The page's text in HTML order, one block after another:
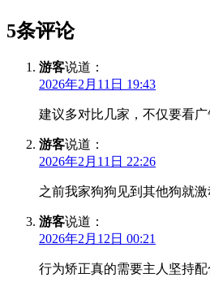
5条评论
游客说道：
2026年2月11日 19:43
建议多对比几家，不仅要看
游客说道：
2026年2月11日 22:26
之前我家狗狗见到其他狗就
游客说道：
2026年2月12日 00:21
行为矫正真的需要主人坚持